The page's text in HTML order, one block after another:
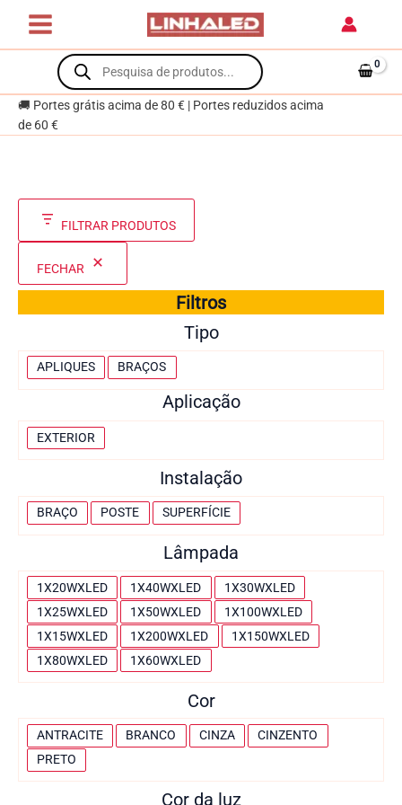
content
Products
search
🚚 Portes grátis acima de 80 € | Portes reduzidos acima
de 60 €
FILTRAR PRODUTOS
FECHAR
Filtros
Tipo
i
APLIQUES BRAÇOS
Aplicação
p
c
ç
ã
o
EXTERIOR
Instalação
n
ç
o
BRAÇO POSTE SUPERFÍCIE
Lâmpada
a
1X20WXLED 1X40WXLED
1X30WXLED
1X25WXLED
1X50WXLED
1X100WXLED
1X15WXLED
1X200WXLED
1X150WXLED
1X80WXLED
1X60WXLED
Cor
r
ANTRACITE BRANCO CINZA
CINZENTO
PRETO
Cor da luz